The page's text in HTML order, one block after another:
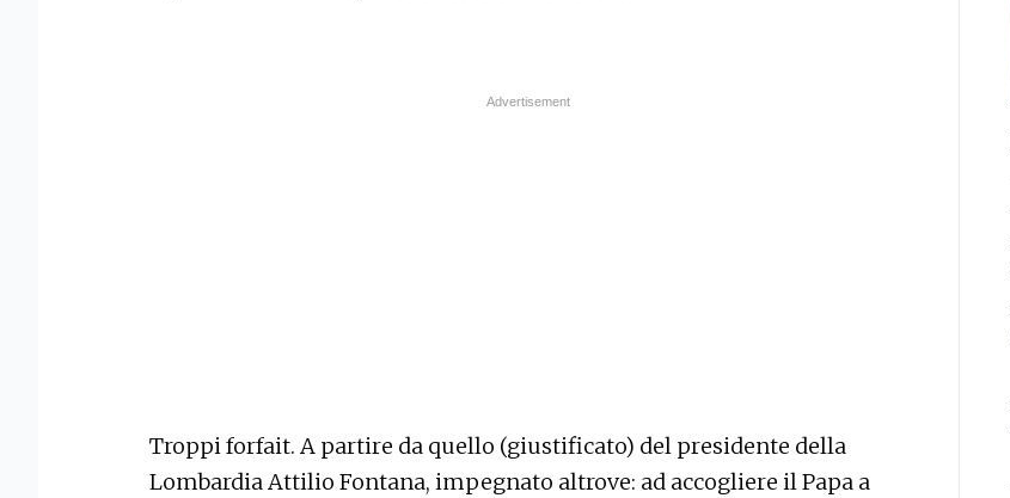
Troppi forfait. A partire da quello (giustificato) del presidente della
Lombardia Attilio Fontana, impegnato altrove: ad accogliere il Papa a